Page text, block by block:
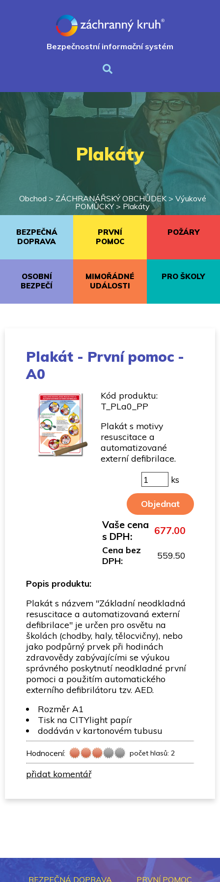
Bezpečnostní informační systém
Plakáty
Obchod > ZÁCHRANÁŘSKÝ OBCHŮDEK> Výukové
POMŮCKY> Plakáty
BEZPEČNÁ
DOPRAVA
PRVNÍ
POMOC
POŽÁRY
OSOBNÍ
BEZPEČÍ
MIMOŘÁDNÉ
UDÁLOSTI
PRO ŠKOLY
Plakát - První pomoc -
A0
Kód produktu:
T_PLa0_PP
Plakát s motivy
resuscitace a
automatizované
externí defibrilace.
ks
Vaše cena
s DPH:
677.00
Cena bez
DPH:
559.50
Popis produktu:
Plakát s názvem "Základní neodkladná
resuscitace a automatizovaná externí
defibrilace" je určen pro osvětu na
školách (chodby, haly, tělocvičny), nebo
jako podpůrný prvek při hodinách
zdravovědy zabývajícími se výukou
správného poskytnutí neodkladné první
pomoci a použitím automatického
externího defibrilátoru tzv. AED.
Rozměr A1
Tisk na CITYlight papír
dodáván v kartonovém tubusu
Hodnocení: počet hlasů: 2
přidat komentář
BEZPEČNÁ DOPRAVA PRVNÍ POMOC